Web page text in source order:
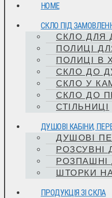
HOME
СКЛО ПІД
СКЛО ДЛЯ
ПОЛИЦІ
ПОЛИЦІ В
СКЛО ДО
СКЛО У
СКЛО ДО
СТІЛЬНИЦІ
ДУШОВІ КАБІНИ,
ДУШОВІ
РОЗСУВНІ
РОЗПАШНІ
ШТОРКИ
ПРОДУКЦІЯ ЗІ СКЛА